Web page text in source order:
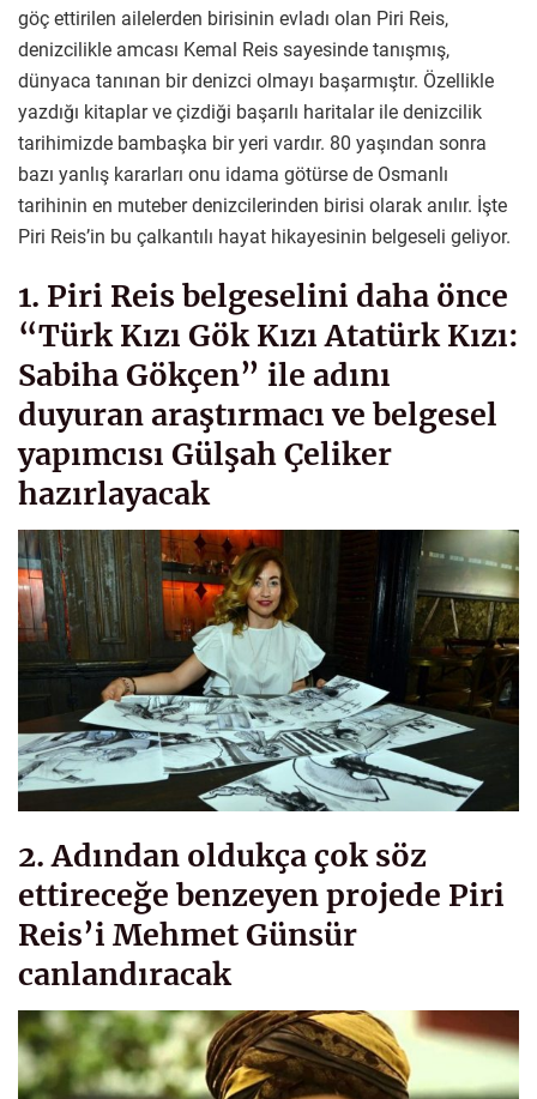
göç ettirilen ailelerden birisinin evladı olan Piri Reis,
denizcilikle amcası Kemal Reis sayesinde tanışmış,
dünyaca tanınan bir denizci olmayı başarmıştır. Özellikle
yazdığı kitaplar ve çizdiği başarılı haritalar ile denizcilik
tarihimizde bambaşka bir yeri vardır. 80 yaşından sonra
bazı yanlış kararları onu idama götürse de Osmanlı
tarihinin en muteber denizcilerinden birisi olarak anılır. İşte
Piri Reis’in bu çalkantılı hayat hikayesinin belgeseli geliyor.
1. Piri Reis belgeselini daha önce
“Türk Kızı Gök Kızı Atatürk Kızı:
Sabiha Gökçen” ile adını
duyuran araştırmacı ve belgesel
yapımcısı Gülşah Çeliker
hazırlayacak
2. Adından oldukça çok söz
ettireceğe benzeyen projede Piri
Reis’i Mehmet Günsür
canlandıracak